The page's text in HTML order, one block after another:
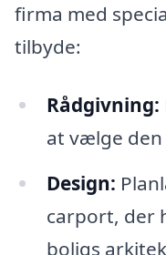
firma med
tilbyde:
Rådgivning:
at vælge
Design:
carport, der
boligs